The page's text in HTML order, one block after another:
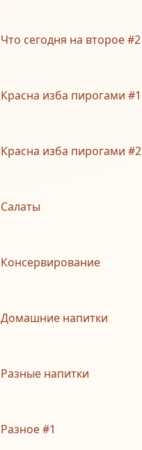
Что сегодня на второе #2
Красна изба пирогами #1
Красна изба пирогами #2
Салаты
Консервирование
Домашние напитки
Разные напитки
Разное #1